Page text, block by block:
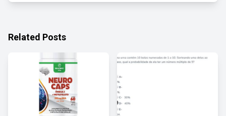
Related Posts